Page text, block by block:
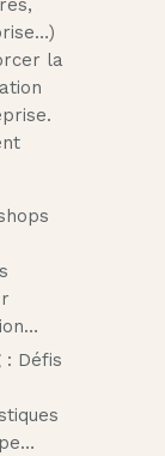
la
: Défis